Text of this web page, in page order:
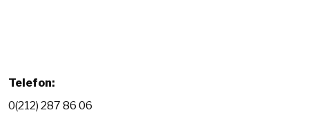
Telefon:
0(212) 287 86 06